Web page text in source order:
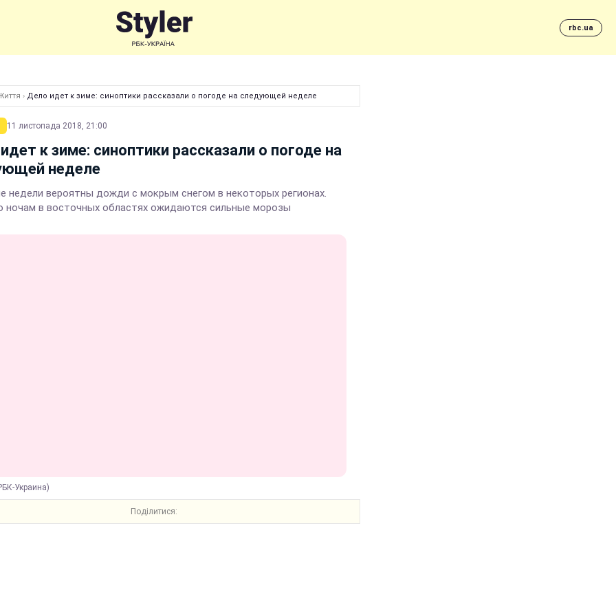
rbc.ua
› Дело идет к зиме: синоптики рассказали о погоде на следующей неделе
11 листопада 2018, 21:00
к зиме: синоптики рассказали о погоде на
неделе
недели вероятны дожди с мокрым снегом в некоторых регионах.
ночам в восточных областях ожидаются сильные морозы
Украина)
Поділитися: